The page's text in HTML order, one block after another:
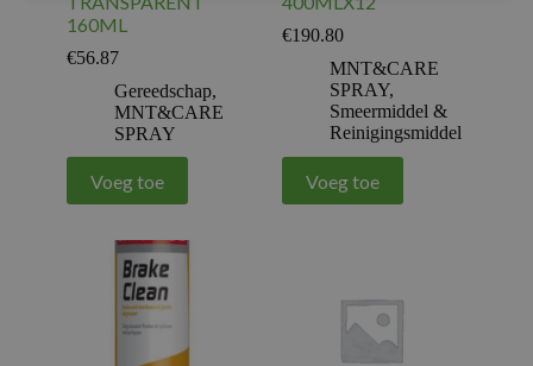
160ML
€56.87
Gereedschap,
MNT&CARE
SPRAY
Voeg toe
€190.80
MNT&CARE
SPRAY,
Smeermiddel &
Reinigingsmiddel
Voeg toe